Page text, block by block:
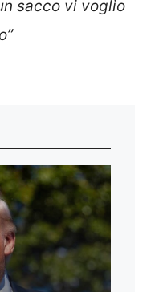
sacco vi voglio